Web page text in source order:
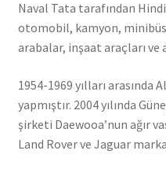
Naval Tata tarafından
otomobil, kamyon,
arabalar, inşaat araçları
1954-1969 yılları
yapmıştır. 2004 yılında
şirketi Daewooa’nun ağır
Land Rover ve Jaguar